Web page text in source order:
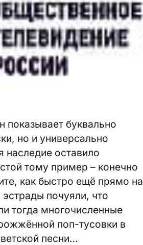
показывает буквально
но и универсально
наследие оставило
тому пример – конечно
как быстро ещё прямо на
почуяли, что
тогда многочисленные
поп-тусовки в
песни…